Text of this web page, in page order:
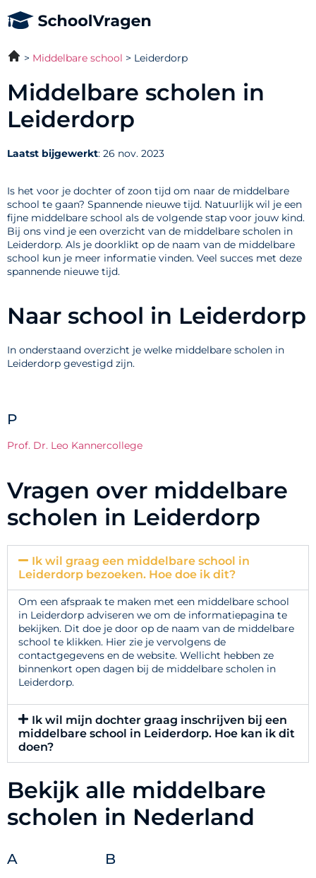
Middelbare school Leiderdorp
Middelbare scholen in
Leiderdorp
Laatst bijgewerkt: 26 nov. 2023
Is het voor je dochter of zoon tijd om naar de middelbare
school te gaan? Spannende nieuwe tijd. Natuurlijk wil je een
fijne middelbare school als de volgende stap voor jouw kind.
Bij ons vind je een overzicht van de middelbare scholen in
Leiderdorp. Als je doorklikt op de naam van de middelbare
school kun je meer informatie vinden. Veel succes met deze
spannende nieuwe tijd.
Naar school in Leiderdorp
In onderstaand overzicht je welke middelbare scholen in
Leiderdorp gevestigd zijn.
P
Prof. Dr. Leo Kannercollege
Vragen over middelbare
scholen in Leiderdorp
Ik wil graag een middelbare school in
Leiderdorp bezoeken. Hoe doe ik dit?
Om een afspraak te maken met een middelbare school
in Leiderdorp adviseren we om de informatiepagina te
bekijken. Dit doe je door op de naam van de middelbare
school te klikken. Hier zie je vervolgens de
contactgegevens en de website. Wellicht hebben ze
binnenkort open dagen bij de middelbare scholen in
Leiderdorp.
Ik wil mijn dochter graag inschrijven bij een
middelbare school in Leiderdorp. Hoe kan ik dit
doen?
Bekijk alle middelbare
scholen in Nederland
A B